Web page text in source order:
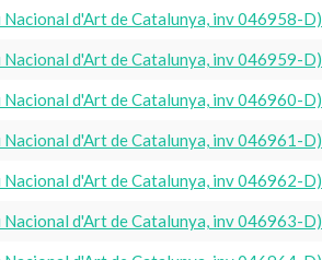
d'Art de Catalunya, inv 046958-D)
d'Art de Catalunya, inv 046959-D)
d'Art de Catalunya, inv 046960-D)
d'Art de Catalunya, inv 046961-D)
d'Art de Catalunya, inv 046962-D)
d'Art de Catalunya, inv 046963-D)